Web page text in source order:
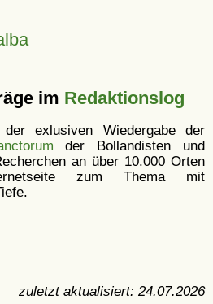
im Redaktionslog
exlusiven Wiedergabe der
der Bollandisten und
an über 10.000 Orten
zum Thema mit
zuletzt aktualisiert: 24.07.2026